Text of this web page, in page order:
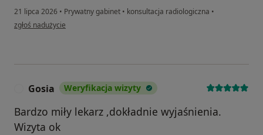
21 lipca 2026 • Prywatny gabinet • konsultacja radiologiczna •
w opinii użytkownika Filip
zgłoś nadużycie
Gosia Weryfikacja wizyty
Bardzo miły lekarz ,dokładnie wyjaśnienia.
Wizyta ok